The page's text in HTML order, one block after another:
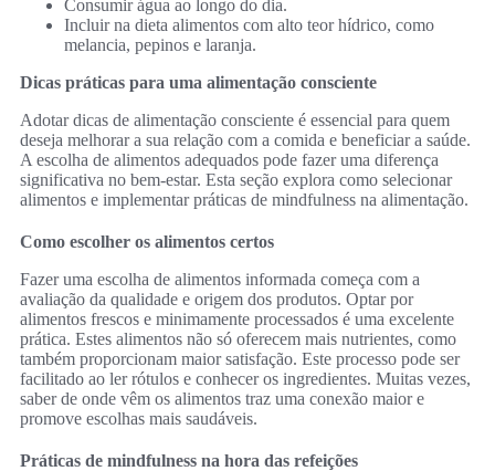
Consumir água ao longo do dia.
Incluir na dieta alimentos com alto teor hídrico, como
melancia, pepinos e laranja.
Dicas práticas para uma alimentação consciente
Adotar dicas de alimentação consciente é essencial para quem
deseja melhorar a sua relação com a comida e beneficiar a saúde.
A escolha de alimentos adequados pode fazer uma diferença
significativa no bem-estar. Esta seção explora como selecionar
alimentos e implementar práticas de mindfulness na alimentação.
Como escolher os alimentos certos
Fazer uma escolha de alimentos informada começa com a
avaliação da qualidade e origem dos produtos. Optar por
alimentos frescos e minimamente processados é uma excelente
prática. Estes alimentos não só oferecem mais nutrientes, como
também proporcionam maior satisfação. Este processo pode ser
facilitado ao ler rótulos e conhecer os ingredientes. Muitas vezes,
saber de onde vêm os alimentos traz uma conexão maior e
promove escolhas mais saudáveis.
Práticas de mindfulness na hora das refeições